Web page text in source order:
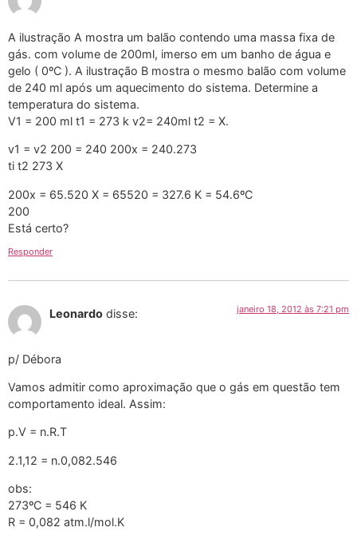
A ilustração A mostra um balão contendo uma massa fixa de
gás. com volume de 200ml, imerso em um banho de água e
gelo ( 0ºC ). A ilustração B mostra o mesmo balão com volume
de 240 ml após um aquecimento do sistema. Determine a
temperatura do sistema.
V1 = 200 ml t1 = 273 k v2= 240ml t2 = X.
v1 = v2 200 = 240 200x = 240.273
ti t2 273 X
200x = 65.520 X = 65520 = 327.6 K = 54.6ºC
200
Está certo?
Responder
Leonardo disse: janeiro 18, 2012 às 7:21 pm
p/ Débora
Vamos admitir como aproximação que o gás em questão tem
comportamento ideal. Assim:
p.V = n.R.T
2.1,12 = n.0,082.546
obs:
273ºC = 546 K
R = 0,082 atm.l/mol.K